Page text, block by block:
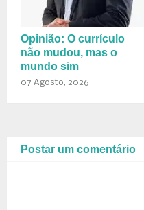
Opinião: O currículo
não mudou, mas o
mundo sim
07 Agosto, 2026
Postar um comentário